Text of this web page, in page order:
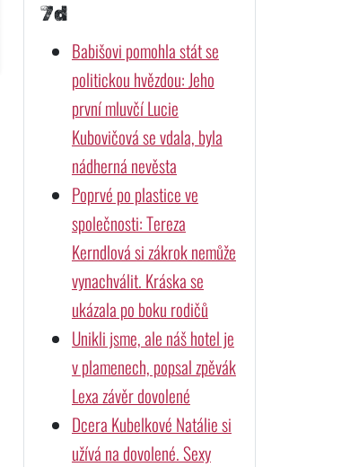
7d
Babišovi pomohla stát se
politickou hvězdou: Jeho
první mluvčí Lucie
Kubovičová se vdala, byla
nádherná nevěsta
Poprvé po plastice ve
společnosti: Tereza
Kerndlová si zákrok nemůže
vynachválit. Kráska se
ukázala po boku rodičů
Unikli jsme, ale náš hotel je
v plamenech, popsal zpěvák
Lexa závěr dovolené
Dcera Kubelkové Natálie si
užívá na dovolené. Sexy